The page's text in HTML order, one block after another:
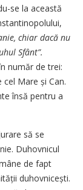
se la această
chiar dacă nu
Sfânt”.
număr de trei:
cel Mare și Can.
însă pentru a
să se
Duhovnicul
de fapt
duhovnicești.